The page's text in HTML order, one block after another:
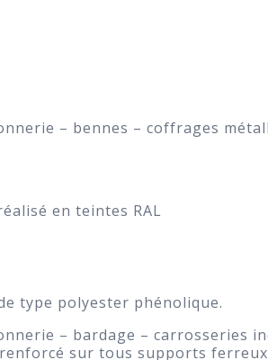
– bennes – coffrages
en teintes RAL
type polyester phénolique.
– bardage – carrosseries
sur tous supports